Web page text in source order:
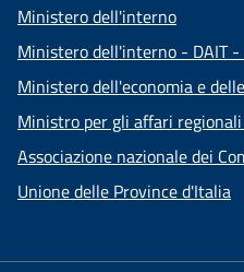
Ministero dell'interno
Ministero dell'interno - DAIT -
Ministero dell'economia e
Ministro per gli affari
Associazione nazionale dei
Unione delle Province d'Italia